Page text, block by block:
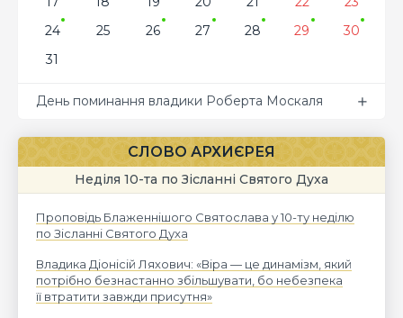
24
25 26 27 28 29
30
31
День поминання владики Роберта Москаля
СЛОВО АРХИЄРЕЯ
Неділя 10-та по Зісланні Святого Духа
Проповідь Блаженнішого Святослава у 10-ту неділю
по Зісланні Святого Духа
Владика Діонісій Ляхович: «Віра — це динамізм, який
потрібно безнастанно збільшувати, бо небезпека
її втратити завжди присутня»